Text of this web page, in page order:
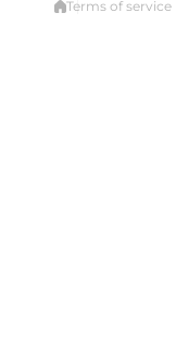
Terms of service